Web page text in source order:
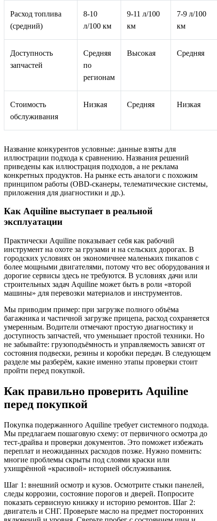
Расход топлива
(средний)
8-10
л/100 км
9-11 л/100
км
7-9 л/100
км
Доступность
запчастей
Средняя
по
регионам
Высокая Средняя
Стоимость
обслуживания
Низкая Средняя Низкая
Название конкурентов условные: данные взяты для
иллюстрации подхода к сравнению. Названия решений
приведены как иллюстрация подходов, а не реклама
конкретных продуктов. На рынке есть аналоги с похожим
принципом работы (OBD‑сканеры, телематические системы,
приложения для диагностики и др.).
Как Aquiline выступает в реальной
эксплуатации
Практически Aquiline показывает себя как рабочий
инструмент на охоте за грузами и на сельских дорогах. В
городских условиях он экономичнее маленьких пикапов с
более мощными двигателями, потому что вес оборудования и
дорогие сервисы здесь не требуются. В условиях дачи или
строительных задач Aquiline может быть в роли «второй
машины» для перевозки материалов и инструментов.
Мы приводим пример: при загрузке полного объёма
багажника и частичной загрузке прицепа, расход сохраняется
умеренным. Водители отмечают простую диагностику и
доступность запчастей, что уменьшает простой техники. Но
не забывайте: грузоподъёмность и управляемость зависят от
состояния подвески, резины и коробки передач. В следующем
разделе мы разберём, какие именно этапы проверки стоит
пройти перед покупкой.
Как правильно проверить Aquiline
перед покупкой
Покупка подержанного Aquiline требует системного подхода.
Мы предлагаем пошаговую схему: от первичного осмотра до
тест-драйва и проверки документов. Это поможет избежать
переплат и неожиданных расходов позже. Нужно помнить:
многие проблемы скрыты под слоями краски или
ухищрённой «красивой» историей обслуживания.
Шаг 1: внешний осмотр и кузов. Осмотрите стыки панелей,
следы коррозии, состояние порогов и дверей. Попросите
показать сервисную книжку и историю ремонтов. Шаг 2:
двигатель и СНГ. Проверьте масло на предмет посторонних